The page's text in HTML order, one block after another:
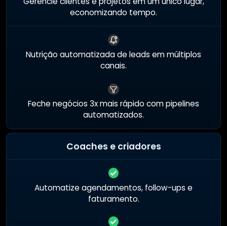
economizando tempo.
Nutrição automatizada de leads em múltiplos
canais.
Feche negócios 3x mais rápido com pipelines
automatizados.
Coaches e criadores
Automatize agendamentos, follow-ups e
faturamento.